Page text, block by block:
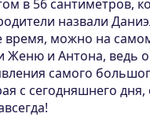
в 56 сантиметров,
назвали
время, можно на
Женю и Антона, ведь
самого
с сегодняшнего дня,